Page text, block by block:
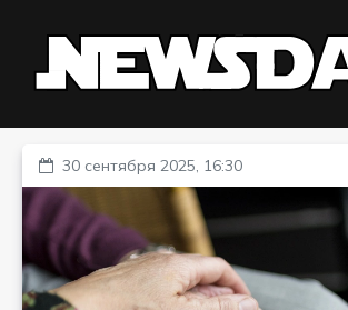
30 сентября 2025, 16:30